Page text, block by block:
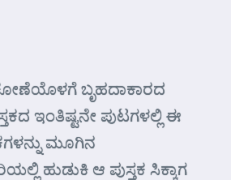
ಬೃಹದಾಕಾರದ
ಇಂತಿಷ್ಟನೇ ಪುಟಗಳಲ್ಲಿ ಈ
ಮೂಗಿನ
ಹುಡುಕಿ ಆ ಪುಸ್ತಕ ಸಿಕ್ಕಾಗ